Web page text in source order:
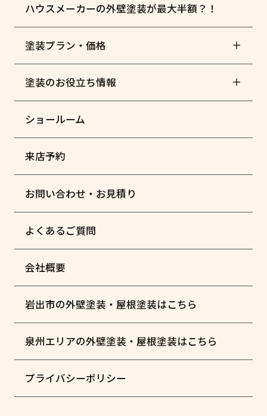
ハウスメーカーの外壁塗装が最大半額？！
塗装プラン・価格
塗装のお役立ち情報
ショールーム
来店予約
お問い合わせ・お見積り
よくあるご質問
会社概要
岩出市の外壁塗装・屋根塗装はこちら
泉州エリアの外壁塗装・屋根塗装はこちら
プライバシーポリシー